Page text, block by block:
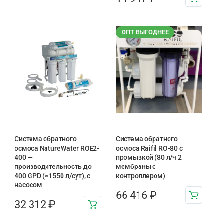
Система обратного
осмоса NatureWater ROE2-
400 —
производительность до
400 GPD (≈1550 л/сут), с
насосом
32 312 ₽
ОПТ ВЫГОДНЕЕ
Система обратного
осмоса Raifil RO-80 с
промывкой (80 л/ч 2
мембраны с
контроллером)
66 416 ₽